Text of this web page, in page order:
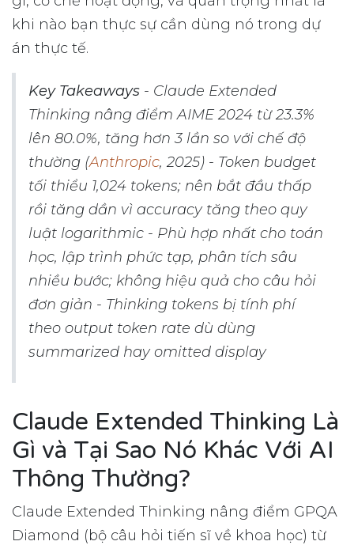
khi nào bạn thực sự cần dùng nó trong dự
án thực tế.
Key Takeaways - Claude Extended
Thinking nâng điểm AIME 2024 từ 23.3%
lên 80.0%, tăng hơn 3 lần so với chế độ
thường (Anthropic, 2025) - Token budget
tối thiểu 1,024 tokens; nên bắt đầu thấp
rồi tăng dần vì accuracy tăng theo quy
luật logarithmic - Phù hợp nhất cho toán
học, lập trình phức tạp, phân tích sâu
nhiều bước; không hiệu quả cho câu hỏi
đơn giản - Thinking tokens bị tính phí
theo output token rate dù dùng
summarized hay omitted display
Claude Extended Thinking Là
Gì và Tại Sao Nó Khác Với AI
Thông Thường?
Claude Extended Thinking nâng điểm GPQA
Diamond (bộ câu hỏi tiến sĩ về khoa học) từ